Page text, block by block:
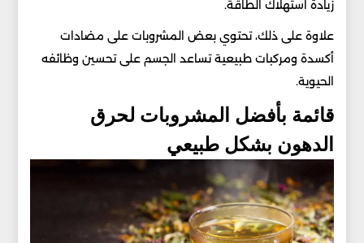
زيادة استهلاك الطاقة.
علاوة على ذلك، تحتوي بعض المشروبات على مضادات
أكسدة ومركبات طبيعية تساعد الجسم على تحسين وظائفه
الحيوية.
قائمة بأفضل المشروبات لحرق
الدهون بشكل طبيعي